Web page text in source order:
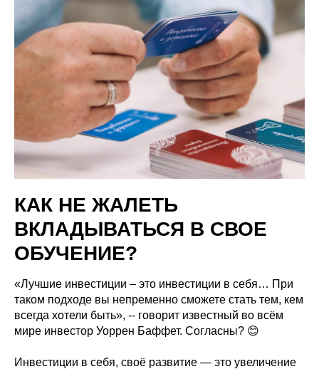
КАК НЕ ЖАЛЕТЬ
ВКЛАДЫВАТЬСЯ В СВОЕ
ОБУЧЕНИЕ?
«Лучшие инвестиции – это инвестиции в себя… При
таком подходе вы непременно сможете стать тем, кем
всегда хотели быть», -- говорит известный во всём
мире инвестор Уоррен Баффет. Согласны? 😊
Инвестиции в себя, своё развитие — это увеличение